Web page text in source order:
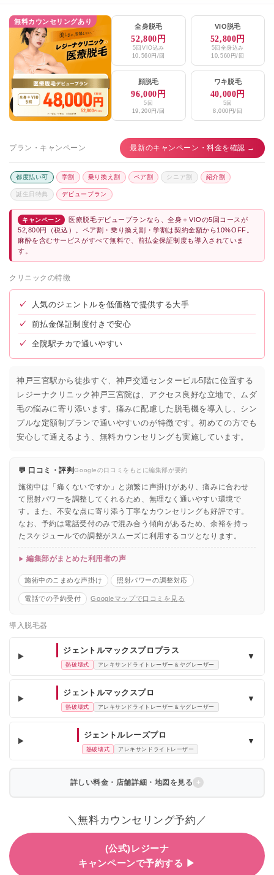
無料カウンセリングあり
全身脱毛
52,800円
5回VIO込み
10,560円/回
VIO脱毛
52,800円
5回全身込み
10,560円/回
顔脱毛
96,000円
5回
19,200円/回
ワキ脱毛
40,000円
5回
8,000円/回
プラン・キャンペーン 最新のキャンペーン・料金を確認 →
都度払い可 学割 乗り換え割 ペア割 シニア割 紹介割
誕生日特典 デビュープラン
キャンペーン
医療脱毛デビュープランなら、全身＋VIOの5回コースが
52,800円（税込）。ペア割・乗り換え割・学割は契約金額から10%OFF。
麻酔を含むサービスがすべて無料で、前払金保証制度も導入されていま
す。
クリニックの特徴
✓ 人気のジェントルを低価格で提供する大手
✓ 前払金保証制度付きで安心
✓ 全院駅チカで通いやすい
神戸三宮駅から徒歩すぐ、神戸交通センタービル5階に位置する
レジーナクリニック神戸三宮院は、アクセス良好な立地で、ムダ
毛の悩みに寄り添います。痛みに配慮した脱毛機を導入し、シン
プルな定額制プランで通いやすいのが特徴です。初めての方でも
安心して通えるよう、無料カウンセリングも実施しています。
💬 口コミ・評判Googleの口コミをもとに編集部が要約
施術中は「痛くないですか」と頻繁に声掛けがあり、痛みに合わせ
て照射パワーを調整してくれるため、無理なく通いやすい環境で
す。また、不安な点に寄り添う丁寧なカウンセリングも好評です。
なお、予約は電話受付のみで混み合う傾向があるため、余裕を持っ
たスケジュールでの調整がスムーズに利用するコツとなります。
編集部がまとめた利用者の声
施術中のこまめな声掛け 照射パワーの調整対応
電話での予約受付 Googleマップで口コミを見る
導入脱毛器
ジェントルマックスプロプラス
熱破壊式 アレキサンドライトレーザー＆ヤグレーザー
▼
ジェントルマックスプロ
熱破壊式 アレキサンドライトレーザー＆ヤグレーザー
▼
ジェントルレーズプロ
熱破壊式 アレキサンドライトレーザー
▼
詳しい料金・店舗詳細・地図を見る
＼無料カウンセリング予約／
(公式)レジーナ
キャンペーンで予約する ▶